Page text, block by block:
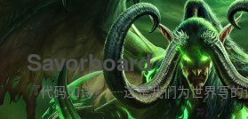
Savorboard
『代码如诗』 ┈这是我们为世界写的